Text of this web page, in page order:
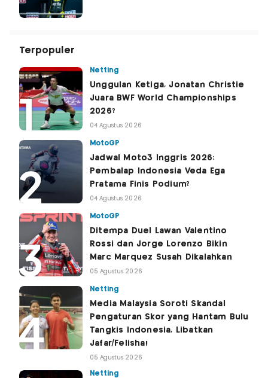
Terpopuler
Netting
Unggulan Ketiga, Jonatan Christie
Juara BWF World Championships
2026?
04 Agustus 2026
MotoGP
Jadwal Moto3 Inggris 2026:
Pembalap Indonesia Veda Ega
Pratama Finis Podium?
04 Agustus 2026
MotoGP
Ditempa Duel Lawan Valentino
Rossi dan Jorge Lorenzo Bikin
Marc Marquez Susah Dikalahkan
05 Agustus 2026
Netting
Media Malaysia Soroti Skandal
Pengaturan Skor yang Hantam Bulu
Tangkis Indonesia, Libatkan
Jafar/Felisha!
05 Agustus 2026
Netting